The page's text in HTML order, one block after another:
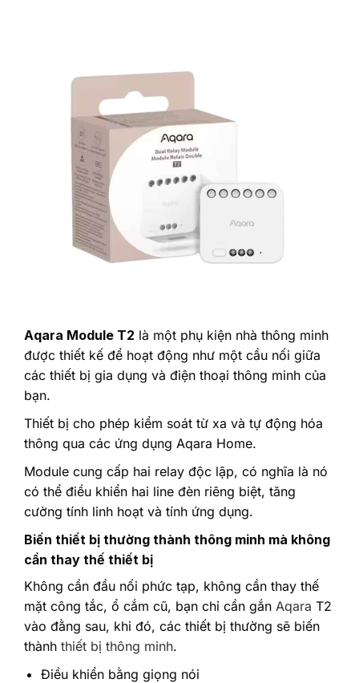
Aqara Module T2 là một phụ kiện nhà thông minh
được thiết kế để hoạt động như một cầu nối giữa
các thiết bị gia dụng và điện thoại thông minh của
bạn.
Thiết bị cho phép kiểm soát từ xa và tự động hóa
thông qua các ứng dụng Aqara Home.
Module cung cấp hai relay độc lập, có nghĩa là nó
có thể điều khiển hai line đèn riêng biệt, tăng
cường tính linh hoạt và tính ứng dụng.
Biến thiết bị thường thành thông minh mà không
cần thay thế thiết bị
Không cần đầu nối phức tạp, không cần thay thế
mặt công tắc, ổ cắm cũ, bạn chỉ cần gắn Aqara T2
vào đằng sau, khi đó, các thiết bị thường sẽ biến
thành thiết bị thông minh.
Điều khiển bằng giọng nói